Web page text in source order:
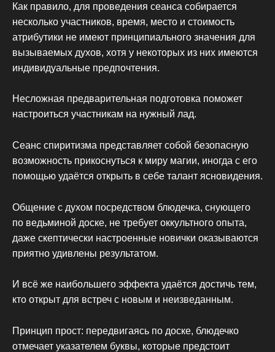
Как правило, для проведения сеанса собирается
несколько участников, время, место и стоимость
атрибутики не имеют принципиального значения для
вызываемых духов, хотя у некоторых из них имеются
индивидуальные предпочтения.
Несложная предварительная подготовка поможет
настроиться участникам на нужный лад.
Сеанс спиритизма представляет собой безопасную
возможность прикоснуться к миру магии, иногда с его
помощью удаётся открыть в себе талант ясновидения.
Общение с духом посредством блюдечка, снующего
по ведьминой доске, не требует оккультного опыта,
даже скептически настроенные новички оказываются
приятно удивлены результатом.
И всё же наибольшего эффекта удаётся достичь тем,
кто открыт для встреч с новым и неизведанным.
Принцип прост: передвигаясь по доске, блюдечко
отмечает указателем буквы, которые предстоит